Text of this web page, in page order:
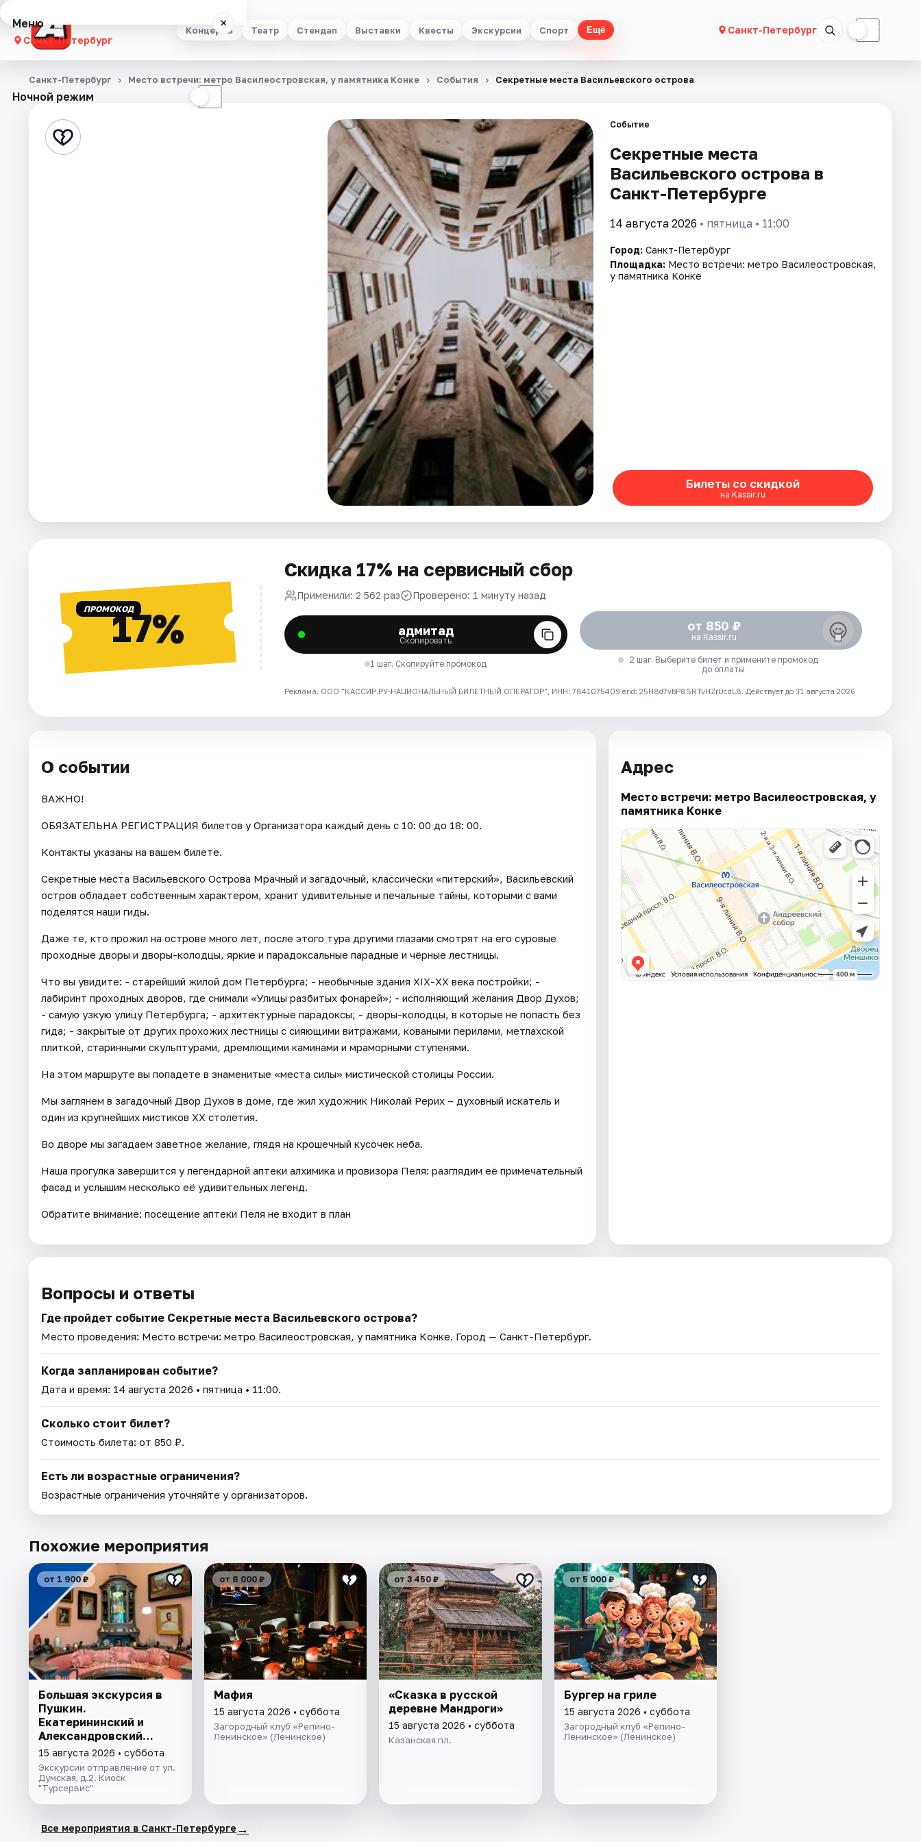
Концерты Театр Стендап Выставки Квесты Экскурсии Спорт Ещё Санкт-Петербург ☾
Меню ×
Санкт-Петербург
Концерты
Стендап
Ночной режим ☾
Санкт-Петербург Место встречи: метро Василеостровская, у памятника Конке События Секретные места Васильевского острова
Событие
Секретные места
Васильевского острова в
Санкт-Петербурге
14 августа 2026 • пятница • 11:00
Город: Санкт-Петербург
Площадка: Место встречи: метро Василеостровская,
у памятника Конке
Билеты со скидкой
на Kassir.ru
ПРОМОКОД17%
Скидка 17% на сервисный сбор
Применили: 2 562 раз Проверено: 1 минуту назад
адмитад
Скопировать
1 шаг. Скопируйте промокод
от 850 ₽
на Kassir.ru
2 шаг. Выберите билет и примените промокод
до оплаты
Реклама. ООО "КАССИР.РУ-НАЦИОНАЛЬНЫЙ БИЛЕТНЫЙ ОПЕРАТОР", ИНН: 7841075409 erid: 25H8d7vbP8SRTvHZrUcdLB. Действует до 31 августа 2026
О событии
ВАЖНО!
ОБЯЗАТЕЛЬНА РЕГИСТРАЦИЯ билетов у Организатора каждый день c 10: 00 до 18: 00.
Контакты указаны на вашем билете.
Секретные места Васильевского Острова Мрачный и загадочный, классически «питерский», Васильевский
остров обладает собственным характером, хранит удивительные и печальные тайны, которыми с вами
поделятся наши гиды.
Даже те, кто прожил на острове много лет, после этого тура другими глазами смотрят на его суровые
проходные дворы и дворы-колодцы, яркие и парадоксальные парадные и чёрные лестницы.
Что вы увидите: - старейший жилой дом Петербурга; - необычные здания XIX-XX века постройки; -
лабиринт проходных дворов, где снимали «Улицы разбитых фонарей»; - исполняющий желания Двор Духов;
- самую узкую улицу Петербурга; - архитектурные парадоксы; - дворы-колодцы, в которые не попасть без
гида; - закрытые от других прохожих лестницы с сияющими витражами, коваными перилами, метлахской
плиткой, старинными скульптурами, дремлющими каминами и мраморными ступенями.
На этом маршруте вы попадете в знаменитые «места силы» мистической столицы России.
Мы заглянем в загадочный Двор Духов в доме, где жил художник Николай Рерих – духовный искатель и
один из крупнейших мистиков XX столетия.
Во дворе мы загадаем заветное желание, глядя на крошечный кусочек неба.
Наша прогулка завершится у легендарной аптеки алхимика и провизора Пеля: разглядим её примечательный
фасад и услышим несколько её удивительных легенд.
Обратите внимание: посещение аптеки Пеля не входит в план
Адрес
Место встречи: метро Василеостровская, у
памятника Конке
Вопросы и ответы
Где пройдет событие Секретные места Васильевского острова?
Место проведения: Место встречи: метро Василеостровская, у памятника Конке. Город — Санкт-Петербург.
Когда запланирован событие?
Дата и время: 14 августа 2026 • пятница • 11:00.
Сколько стоит билет?
Стоимость билета: от 850 ₽.
Есть ли возрастные ограничения?
Возрастные ограничения уточняйте у организаторов.
Похожие мероприятия
от 1 900 ₽
Большая экскурсия в
Пушкин.
Екатерининский и
Александровский
дворцы
15 августа 2026 • суббота
Экскурсии отправление от ул.
Думская, д.2. Киоск
"Турсервис"
от 8 000 ₽
Мафия
15 августа 2026 • суббота
Загородный клуб «Репино-
Ленинское» (Ленинское)
от 3 450 ₽
«Сказка в русской
деревне Мандроги»
15 августа 2026 • суббота
Казанская пл.
от 5 000 ₽
Бургер на гриле
15 августа 2026 • суббота
Загородный клуб «Репино-
Ленинское» (Ленинское)
Все мероприятия в Санкт-Петербурге →